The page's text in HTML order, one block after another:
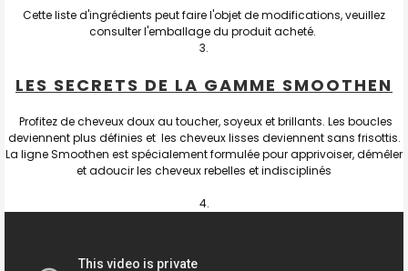
Cette liste d'ingrédients peut faire l'objet de modifications, veuillez
consulter l'emballage du produit acheté.
LES SECRETS DE LA GAMME SMOOTHEN
Profitez de cheveux doux au toucher, soyeux et brillants. Les boucles
deviennent plus définies et les cheveux lisses deviennent sans frisottis.
La ligne Smoothen est spécialement formulée pour apprivoiser, démêler
et adoucir les cheveux rebelles et indisciplinés